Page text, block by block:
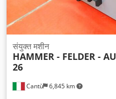
Cantù 6,845 km
संयुक्त मशीन
HAMMER - FELDER -
26